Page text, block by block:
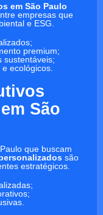
em São Paulo
empresas que
e ESG.
premium;
sustentáveis;
ecológicos.
São
que buscam
são
estratégicos.